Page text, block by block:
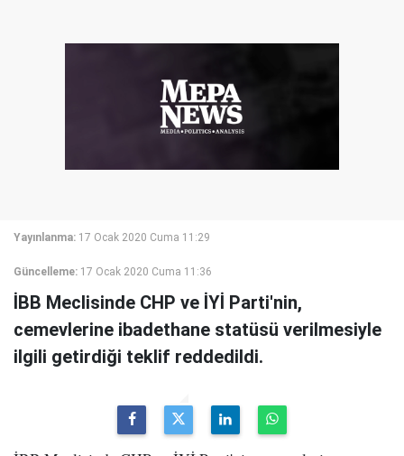
Yayınlanma: 17 Ocak 2020 Cuma 11:29
Güncelleme: 17 Ocak 2020 Cuma 11:36
İBB Meclisinde CHP ve İYİ Parti'nin,
cemevlerine ibadethane statüsü verilmesiyle
ilgili getirdiği teklif reddedildi.